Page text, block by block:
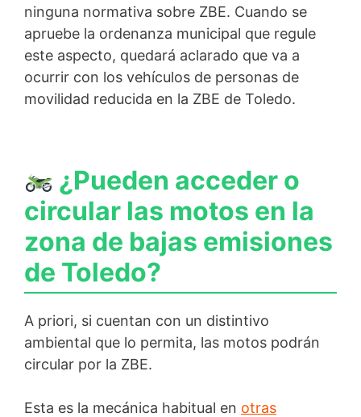
ninguna normativa sobre ZBE. Cuando se
apruebe la ordenanza municipal que regule
este aspecto, quedará aclarado que va a
ocurrir con los vehículos de personas de
movilidad reducida en la ZBE de Toledo.
¿Pueden acceder o
circular las motos en la
zona de bajas emisiones
de Toledo?
A priori, si cuentan con un distintivo
ambiental que lo permita, las motos podrán
circular por la ZBE.
Esta es la mecánica habitual en otras